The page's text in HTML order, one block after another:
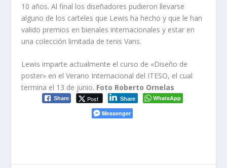
10 años. Al final los diseñadores pudieron llevarse
alguno de los carteles que Lewis ha hecho y que le han
valido premios en bienales internacionales y estar en
una colección limitada de tenis Vans.
Lewis imparte actualmente el curso de «Diseño de
poster» en el Verano Internacional del ITESO, el cual
termina el 13 de junio. Foto Roberto Ornelas
Share Post Share
WhatsApp
Messenger